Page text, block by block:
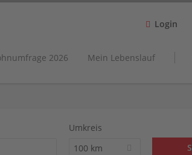
Login
2026 Mein Lebenslauf
Umkreis
100 km